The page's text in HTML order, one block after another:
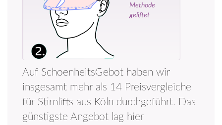
Methode
geliftet
Auf SchoenheitsGebot haben wir
insgesamt mehr als 14 Preisvergleiche
für Stirnlifts aus Köln durchgeführt. Das
günstigste Angebot lag hier